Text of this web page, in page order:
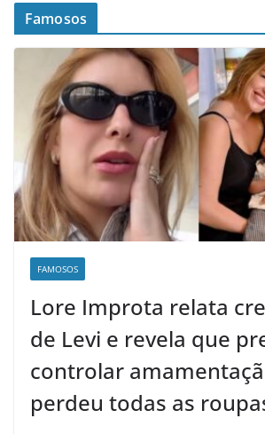
Famosos
FAMOSOS
Lore Improta relata
de Levi e revela que
controlar
perdeu todas as